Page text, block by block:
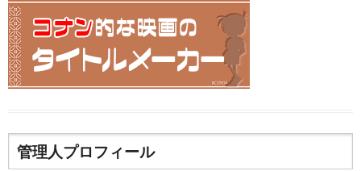
管理人プロフィール